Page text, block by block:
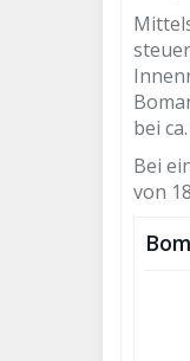
bei
Bei
von